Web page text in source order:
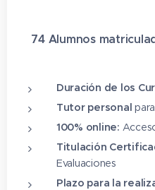
✔ 74 Alumnos
Duración de los
Tutor personal
100% online:
Titulación
Evaluaciones
Plazo para la